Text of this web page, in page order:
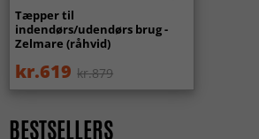
Tæpper til
indendørs/udendørs brug -
Zelmare (råhvid)
kr.619 kr.879
BESTSELLERS